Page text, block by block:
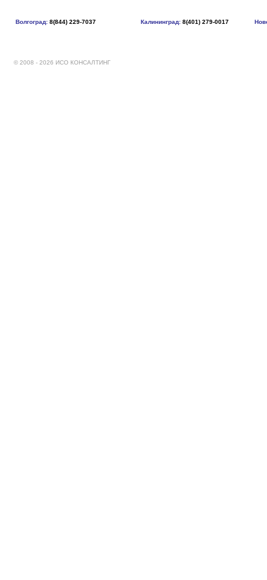
Волгоград: 8(844) 229-7037 Калининград: 8(401) 279-0017
© 2008 - 2026 ИСО КОНСАЛТИНГ